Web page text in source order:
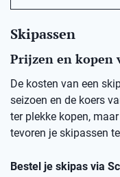
Skipassen
Prijzen en kopen
De kosten van een
seizoen en de koers
ter plekke kopen,
tevoren je skipassen
Bestel je skipas via